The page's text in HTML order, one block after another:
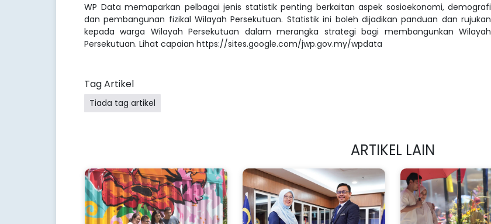
WP Data memaparkan pelbagai jenis statistik penting berkaitan aspek sosioekonomi, demografi
dan pembangunan fizikal Wilayah Persekutuan. Statistik ini boleh dijadikan panduan dan rujukan
kepada warga Wilayah Persekutuan dalam merangka strategi bagi membangunkan Wilayah
Persekutuan. Lihat capaian https://sites.google.com/jwp.gov.my/wpdata
Tag Artikel
Tiada tag artikel
ARTIKEL LAIN